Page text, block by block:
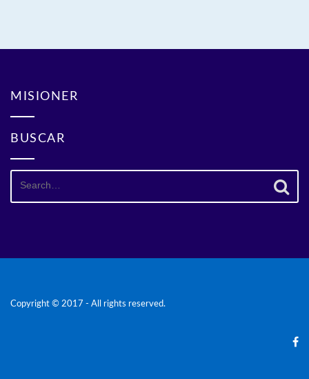
MISIONER
BUSCAR
Search
Copyright © 2017 - All rights reserved.